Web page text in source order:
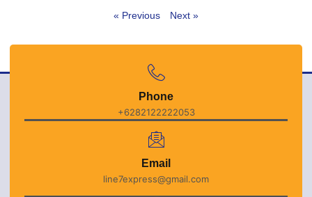
« Previous Next »
Phone
+6282122222053
Email
line7express@gmail.com